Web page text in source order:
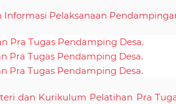
Informasi Pelaksanaan
Pra Tugas Pendamping Desa.
Pra Tugas Pendamping Desa.
Pra Tugas Pendamping Desa.
dan Kurikulum Pelatihan Pra